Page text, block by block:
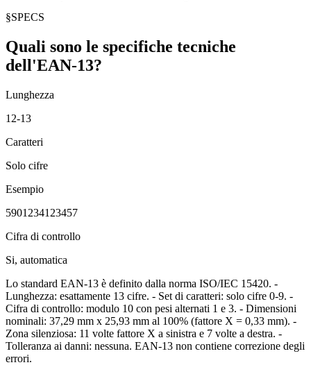
§SPECS
Quali sono le specifiche tecniche
dell'EAN-13?
Lunghezza
12-13
Caratteri
Solo cifre
Esempio
5901234123457
Cifra di controllo
Si, automatica
Lo standard EAN-13 è definito dalla norma ISO/IEC 15420. -
Lunghezza: esattamente 13 cifre. - Set di caratteri: solo cifre 0-9. -
Cifra di controllo: modulo 10 con pesi alternati 1 e 3. - Dimensioni
nominali: 37,29 mm x 25,93 mm al 100% (fattore X = 0,33 mm). -
Zona silenziosa: 11 volte fattore X a sinistra e 7 volte a destra. -
Tolleranza ai danni: nessuna. EAN-13 non contiene correzione degli
errori.